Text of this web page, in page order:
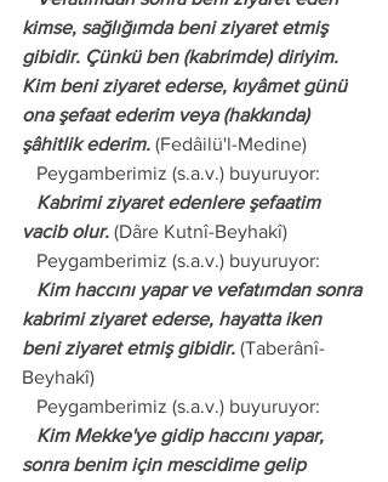
kimse, sağlığımda beni ziyaret etmiş
gibidir. Çünkü ben (kabrimde) diriyim.
Kim beni ziyaret ederse, kıyâmet günü
ona şefaat ederim veya (hakkında)
şâhitlik ederim. (Fedâilü'l-Medine)
   Peygamberimiz (s.a.v.) buyuruyor:
vacib olur. (Dâre Kutnî-Beyhakî)
   Peygamberimiz (s.a.v.) buyuruyor:
kabrimi ziyaret ederse, hayatta iken
beni ziyaret etmiş gibidir. (Taberânî-
Beyhakî)
   Peygamberimiz (s.a.v.) buyuruyor:
sonra benim için mescidime gelip